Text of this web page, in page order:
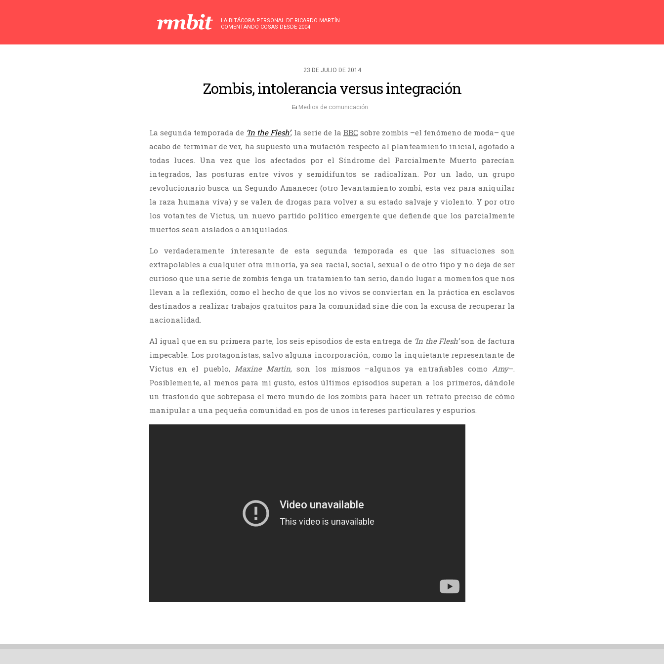
LA BITÁCORA PERSONAL DE RICARDO MARTÍN
COMENTANDO COSAS DESDE 2004
23 DE JULIO DE 2014
Zombis, intolerancia versus integración
Medios de comunicación
La segunda temporada de ‘In the Flesh’, la serie de la BBC sobre zombis –el fenómeno de moda– que
acabo de terminar de ver, ha supuesto una mutación respecto al planteamiento inicial, agotado a
todas luces. Una vez que los afectados por el Síndrome del Parcialmente Muerto parecían
integrados, las posturas entre vivos y semidifuntos se radicalizan. Por un lado, un grupo
revolucionario busca un Segundo Amanecer (otro levantamiento zombi, esta vez para aniquilar
la raza humana viva) y se valen de drogas para volver a su estado salvaje y violento. Y por otro
los votantes de Victus, un nuevo partido político emergente que defiende que los parcialmente
muertos sean aislados o aniquilados.
Lo verdaderamente interesante de esta segunda temporada es que las situaciones son
extrapolables a cualquier otra minoría, ya sea racial, social, sexual o de otro tipo y no deja de ser
curioso que una serie de zombis tenga un tratamiento tan serio, dando lugar a momentos que nos
llevan a la reflexión, como el hecho de que los no vivos se conviertan en la práctica en esclavos
destinados a realizar trabajos gratuitos para la comunidad sine die con la excusa de recuperar la
nacionalidad.
Al igual que en su primera parte, los seis episodios de esta entrega de ‘In the Flesh’son de factura
impecable. Los protagonistas, salvo alguna incorporación, como la inquietante representante de
Victus en el pueblo, Maxine Martin, son los mismos –algunos ya entrañables comoAmy–.
Posiblemente, al menos para mi gusto, estos últimos episodios superan a los primeros, dándole
un trasfondo que sobrepasa el mero mundo de los zombis para hacer un retrato preciso de cómo
manipular a una pequeña comunidad en pos de unos intereses particulares y espurios.